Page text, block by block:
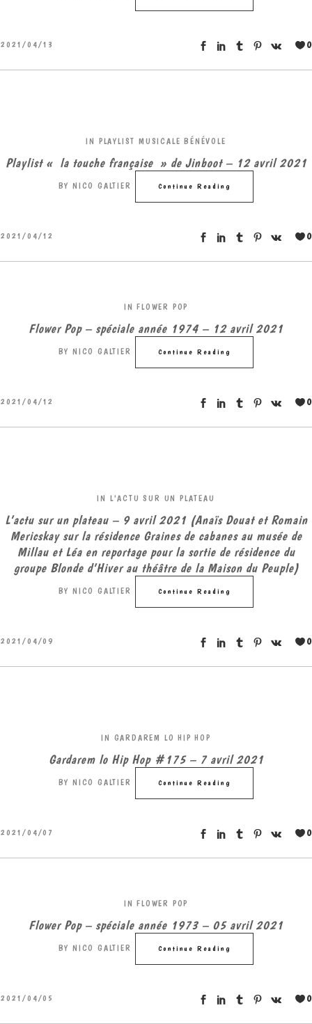
2021/04/13 0
IN PLAYLIST MUSICALE BÉNÉVOLE
Playlist « la touche française » de Jinboot – 12 avril 2021
BY NICO GALTIER Continue Reading
2021/04/12 0
IN FLOWER POP
Flower Pop – spéciale année 1974 – 12 avril 2021
BY NICO GALTIER Continue Reading
2021/04/12 0
IN L'ACTU SUR UN PLATEAU
L’actu sur un plateau – 9 avril 2021 (Anaïs Douat et Romain
Mericskay sur la résidence Graines de cabanes au musée de
Millau et Léa en reportage pour la sortie de résidence du
groupe Blonde d’Hiver au théâtre de la Maison du Peuple)
BY NICO GALTIER Continue Reading
2021/04/09 0
IN GARDAREM LO HIP HOP
Gardarem lo Hip Hop #175 – 7 avril 2021
BY NICO GALTIER Continue Reading
2021/04/07 0
IN FLOWER POP
Flower Pop – spéciale année 1973 – 05 avril 2021
BY NICO GALTIER Continue Reading
2021/04/05 0